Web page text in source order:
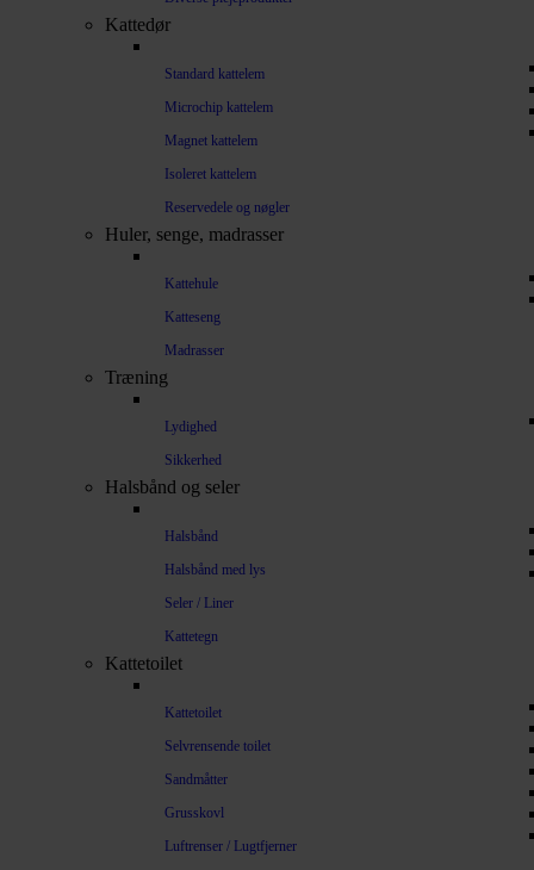
Kattedør
Standard kattelem
Microchip kattelem
Magnet kattelem
Isoleret kattelem
Reservedele og nøgler
Huler, senge, madrasser
Kattehule
Katteseng
Madrasser
Træning
Lydighed
Sikkerhed
Halsbånd og seler
Halsbånd
Halsbånd med lys
Seler / Liner
Kattetegn
Kattetoilet
Kattetoilet
Selvrensende toilet
Sandmåtter
Grusskovl
Luftrenser / Lugtfjerner